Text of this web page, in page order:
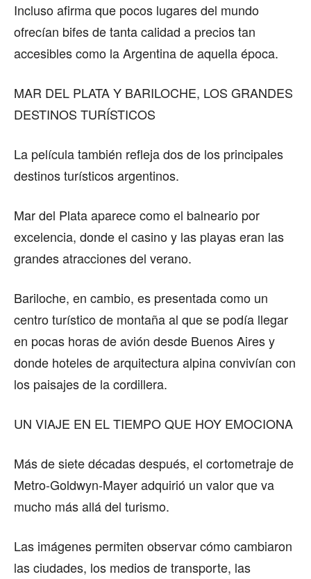
Incluso afirma que pocos lugares del mundo
ofrecían bifes de tanta calidad a precios tan
accesibles como la Argentina de aquella época.
MAR DEL PLATA Y BARILOCHE, LOS GRANDES
DESTINOS TURÍSTICOS
La película también refleja dos de los principales
destinos turísticos argentinos.
Mar del Plata aparece como el balneario por
excelencia, donde el casino y las playas eran las
grandes atracciones del verano.
Bariloche, en cambio, es presentada como un
centro turístico de montaña al que se podía llegar
en pocas horas de avión desde Buenos Aires y
donde hoteles de arquitectura alpina convivían con
los paisajes de la cordillera.
UN VIAJE EN EL TIEMPO QUE HOY EMOCIONA
Más de siete décadas después, el cortometraje de
Metro-Goldwyn-Mayer adquirió un valor que va
mucho más allá del turismo.
Las imágenes permiten observar cómo cambiaron
las ciudades, los medios de transporte, las